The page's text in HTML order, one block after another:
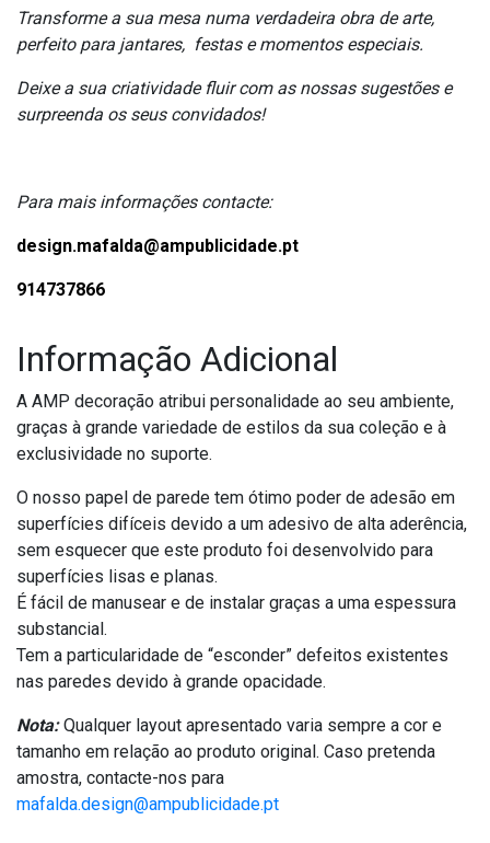
Transforme a sua mesa numa verdadeira obra de arte,
perfeito para jantares, festas e momentos especiais.
Deixe a sua criatividade fluir com as nossas sugestões e
surpreenda os seus convidados!
Para mais informações contacte:
design.mafalda@ampublicidade.pt
914737866
Informação Adicional
A AMP decoração atribui personalidade ao seu ambiente,
graças à grande variedade de estilos da sua coleção e à
exclusividade no suporte.
O nosso papel de parede tem ótimo poder de adesão em
superfícies difíceis devido a um adesivo de alta aderência,
sem esquecer que este produto foi desenvolvido para
superfícies lisas e planas.
É fácil de manusear e de instalar graças a uma espessura
substancial.
Tem a particularidade de “esconder” defeitos existentes
nas paredes devido à grande opacidade.
Nota:Qualquer layout apresentado varia sempre a cor e
tamanho em relação ao produto original. Caso pretenda
amostra, contacte-nos para
mafalda.design@ampublicidade.pt